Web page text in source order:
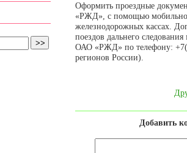
Оформить проездные
«РЖД», с помощью
железнодорожных кассах.
поездов дальнего
ОАО «РЖД» по телефону:
регионов России).
Добавить